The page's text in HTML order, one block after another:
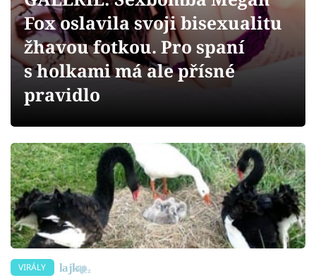
Videa
Sledujte prima+
Sledujte nás
Fox oslavila svoji bisexualitu
žhavou fotkou. Pro spaní
s holkami má ale přísné
pravidlo
VIRÁLY